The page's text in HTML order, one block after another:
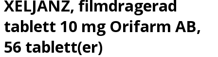
XELJANZ, filmdragerad
tablett 10 mg Orifarm AB,
56 tablett(er)